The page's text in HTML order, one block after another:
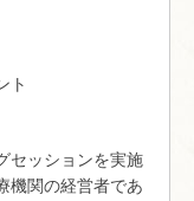
ト
セッションを実施
機関の経営者であ